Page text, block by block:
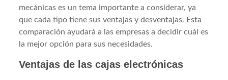
mecánicas es un tema importante a considerar, ya
que cada tipo tiene sus ventajas y desventajas. Esta
comparación ayudará a las empresas a decidir cuál es
la mejor opción para sus necesidades.
Ventajas de las cajas electrónicas